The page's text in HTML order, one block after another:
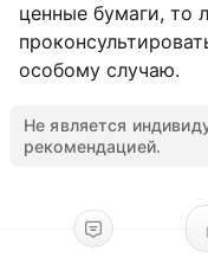
ценные бумаги, то
особому случаю.
Не является
рекомендацией.